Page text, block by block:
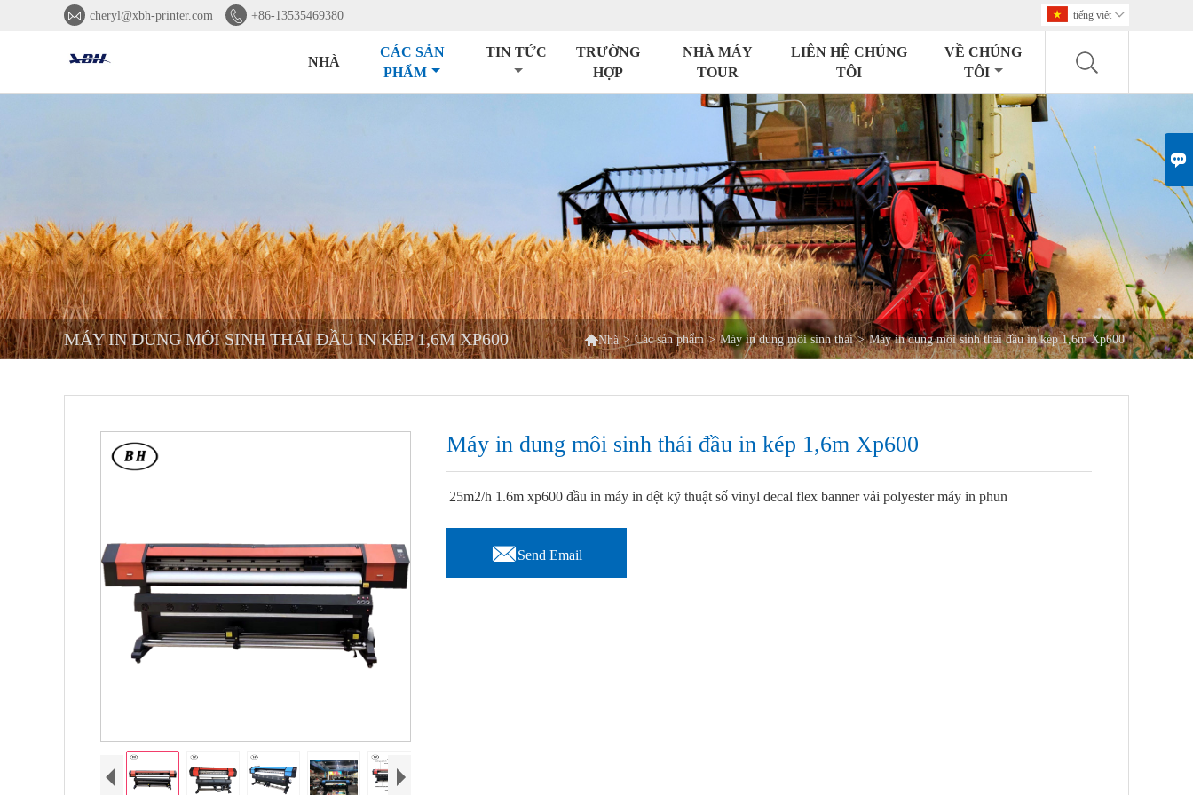

 cheryl@xbh-printer.com  +86-13535469380 tiếng việt 
NHÀ
CÁC SẢN
PHẨM
TIN TỨC
TRƯỜNG
HỢP
NHÀ MÁY
TOUR
LIÊN HỆ CHÚNG
TÔI
VỀ CHÚNG
TÔI
MÁY IN DUNG MÔI SINH THÁI ĐẦU IN KÉP 1,6M XP600 Nhà > Các sản phẩm > Máy in dung môi sinh thái > Máy in dung môi sinh thái đầu in kép 1,6m Xp600
Máy in dung môi sinh thái đầu in kép 1,6m Xp600
25m2/h 1.6m xp600 đầu in máy in dệt kỹ thuật số vinyl decal flex banner vải polyester máy in phun
Send Email